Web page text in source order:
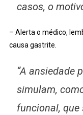
casos, o
– Alerta o médico,
causa gastrite.
“A ansiedade
simulam,
funcional, que